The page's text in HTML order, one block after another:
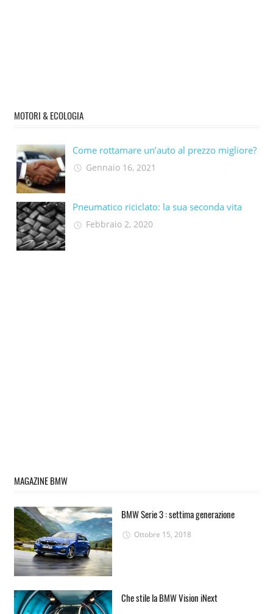
MOTORI & ECOLOGIA
Come rottamare un’auto al prezzo migliore?
Gennaio 16, 2021
Pneumatico riciclato: la sua seconda vita​
Febbraio 2, 2020
MAGAZINE BMW
BMW Serie 3 : settima generazione
Ottobre 15, 2018
Che stile la BMW Vision iNext